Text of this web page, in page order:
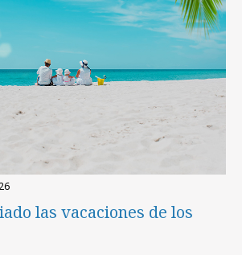
las vacaciones de los